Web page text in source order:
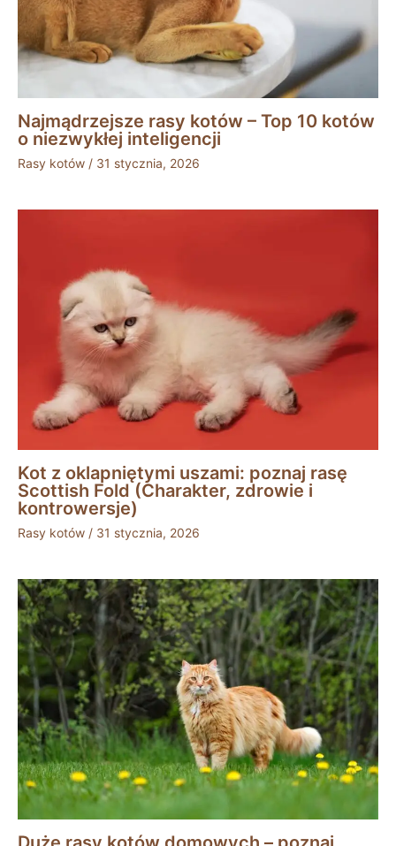
Najmądrzejsze rasy kotów – Top 10 kotów
o niezwykłej inteligencji
Rasy kotów / 31 stycznia, 2026
Kot z oklapniętymi uszami: poznaj rasę
Scottish Fold (Charakter, zdrowie i
kontrowersje)
Rasy kotów / 31 stycznia, 2026